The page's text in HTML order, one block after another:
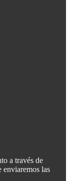
a través de
enviaremos las